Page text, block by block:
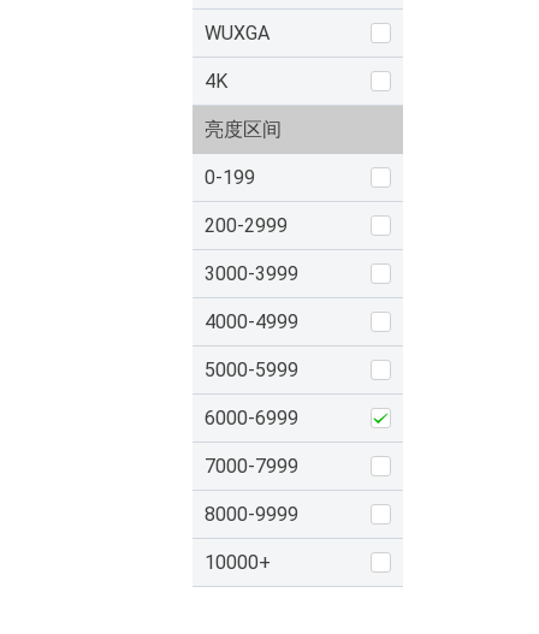
WUXGA
4K
亮度区间
0-199
200-2999
3000-3999
4000-4999
5000-5999
6000-6999
7000-7999
8000-9999
10000+